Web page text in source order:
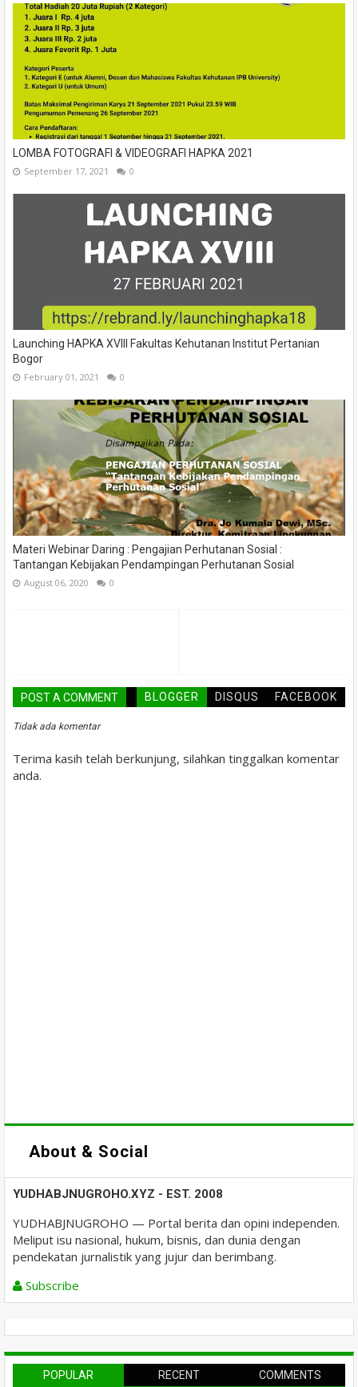
LOMBA FOTOGRAFI & VIDEOGRAFI HAPKA 2021
September 17, 2021 0
Launching HAPKA XVIII Fakultas Kehutanan Institut Pertanian
Bogor
February 01, 2021 0
Materi Webinar Daring : Pengajian Perhutanan Sosial :
Tantangan Kebijakan Pendampingan Perhutanan Sosial
August 06, 2020 0
POST A COMMENT BLOGGER DISQUS FACEBOOK
Tidak ada komentar
Terima kasih telah berkunjung, silahkan tinggalkan komentar
anda.
About & Social
YUDHABJNUGROHO.XYZ - EST. 2008
YUDHABJNUGROHO — Portal berita dan opini independen.
Meliput isu nasional, hukum, bisnis, dan dunia dengan
pendekatan jurnalistik yang jujur dan berimbang.
Subscribe
POPULAR RECENT COMMENTS